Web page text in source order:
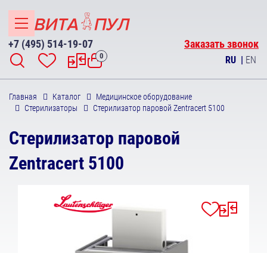
+7 (495) 514-19-07 Заказать звонок
0 RU | EN
Главная Каталог
Медицинское оборудование
Стерилизаторы
Стерилизатор паровой Zentracert 5100
Стерилизатор паровой
Zentracert 5100